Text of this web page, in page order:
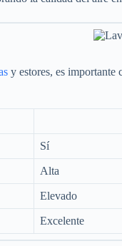
y estores, es importante
Sí
Alta
Elevado
Excelente